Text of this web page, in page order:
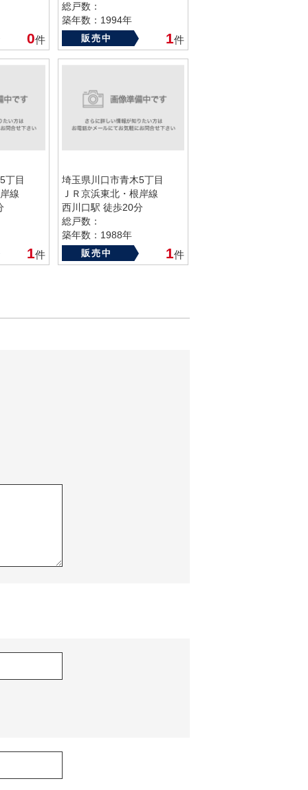
0件
総戸数：
築年数：1994年
販売中 1件
丁目
線
1件
埼玉県川口市青木5丁目
ＪＲ京浜東北・根岸線
西川口駅 徒歩20分
総戸数：
築年数：1988年
販売中 1件